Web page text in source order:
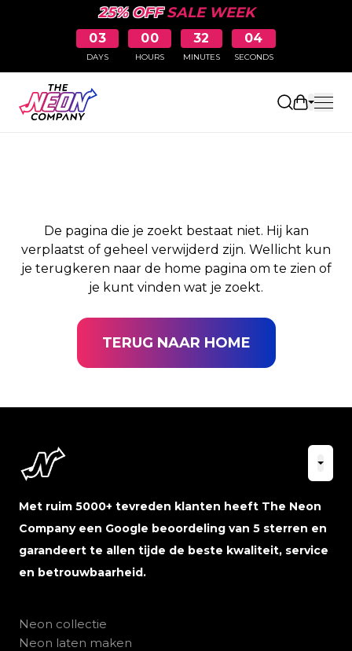
25% OFFSALE WEEK
03
DAYS
00
HOURS
32
MINUTES
04
SECONDS
PAGINA NIET
De pagina die je zoekt bestaat niet. Hij kan
verplaatst of geheel verwijderd zijn. Wellicht kun
je terugkeren naar de home pagina om te zien of
je kunt vinden wat je zoekt.
TERUG NAAR HOME
Met ruim 5000+ tevreden klanten heeft The Neon
Company een Google beoordeling van 5 sterren en
garandeert te allen tijde de beste kwaliteit, service
en betrouwbaarheid.
Neon collectie
Neon laten maken